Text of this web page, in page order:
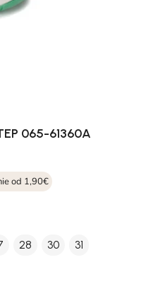
065-61360A
od 1,90€
28 30 31